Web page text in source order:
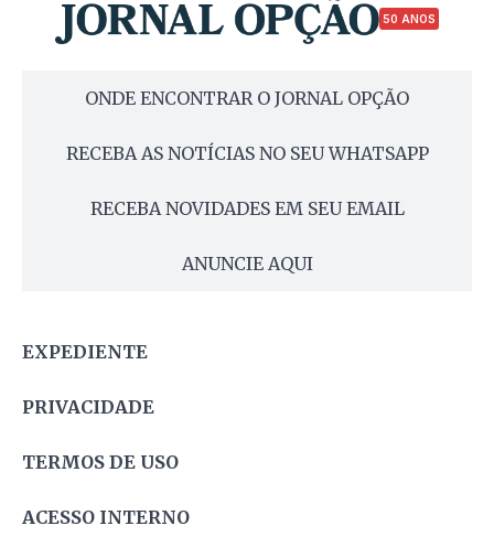
50 ANOS
ONDE ENCONTRAR O JORNAL OPÇÃO
RECEBA AS NOTÍCIAS NO SEU WHATSAPP
RECEBA NOVIDADES EM SEU EMAIL
ANUNCIE AQUI
EXPEDIENTE
PRIVACIDADE
TERMOS DE USO
ACESSO INTERNO